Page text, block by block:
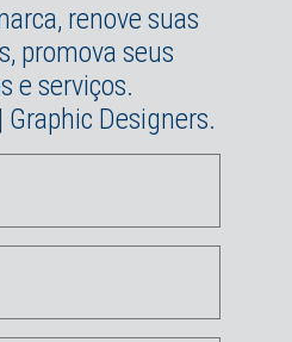
renove suas
promova seus
e serviços.
Graphic Designers.